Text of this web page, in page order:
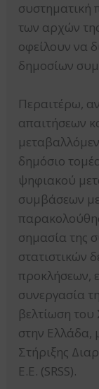
συστηματική
των αρχών
οφείλουν να
δημοσίων
Περαιτέρω,
απαιτήσεων
δημόσιο
ψηφιακού
συμβάσεων
σημασία της
στατιστικών
προκλήσεων,
συνεργασία
βελτίωση
στην Ελλάδα,
Στήριξης
Ε.Ε. (SRSS).